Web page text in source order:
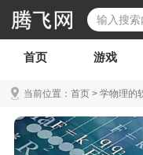
首页 游戏
当前位置： 首页 > 学物理的
说物理也是有一定难度的，
课后作业，很多学生会选